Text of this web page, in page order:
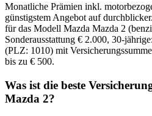
Monatliche Prämien inkl.
günstigstem Angebot auf
für das Modell Mazda Mazda 2 (
Sonderausstattung € 2.000, 30-
(PLZ: 1010) mit Versicherungssumme
bis zu € 500.
Was ist die beste
Mazda 2?